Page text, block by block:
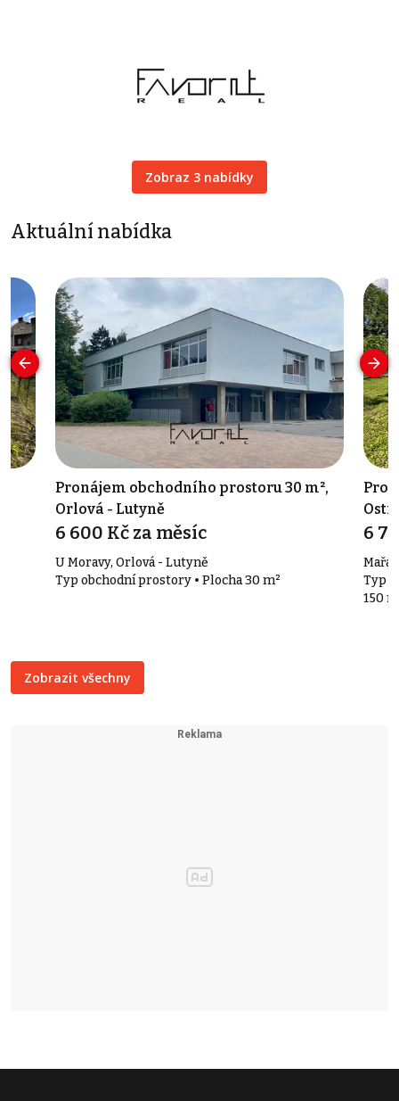
Zobraz 3 nabídky
Aktuální nabídka
Pronájem obchodního prostoru 30 m²,
Orlová - Lutyně
6 600 Kč za měsíc
U Moravy, Orlová - Lutyně
Typ obchodní prostory • Plocha 30 m²
6
Typ
150
Zobrazit všechny